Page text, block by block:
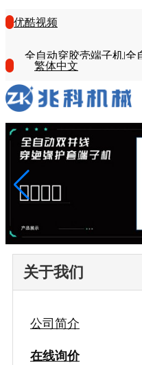
优酷视频
全自动穿胶壳端子机|全
繁体中文
关于我们
公司简介
在线询价